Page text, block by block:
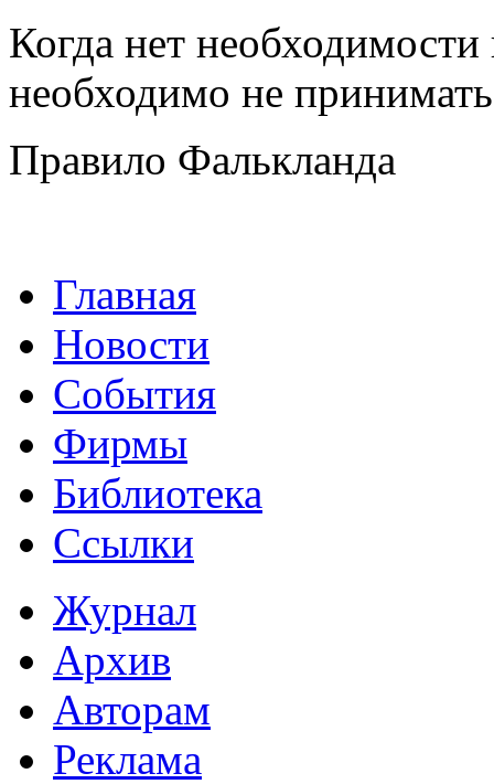
Когда нет
необходимо не
Правило Фалькланда
Главная
Новости
События
Фирмы
Библиотека
Ссылки
Журнал
Архив
Авторам
Реклама